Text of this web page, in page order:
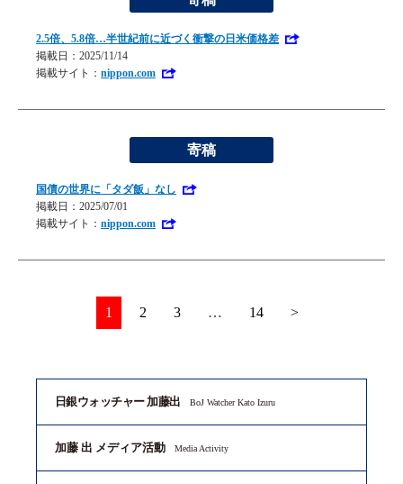
2.5倍、5.8倍…半世紀前に近づく衝撃の日米価格差
掲載日：2025/11/14
掲載サイト： nippon.com
寄稿
国債の世界に「タダ飯」なし
掲載日：2025/07/01
掲載サイト： nippon.com
1 2 3 … 14 >
日銀ウォッチャー 加藤出 BoJ Watcher Kato Izuru
加藤 出 メディア活動 Media Activity